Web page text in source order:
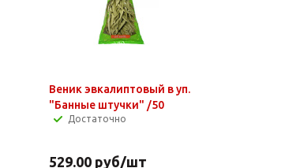
Веник эвкалиптовый в уп.
"Банные штучки" /50
Достаточно
529.00руб/шт